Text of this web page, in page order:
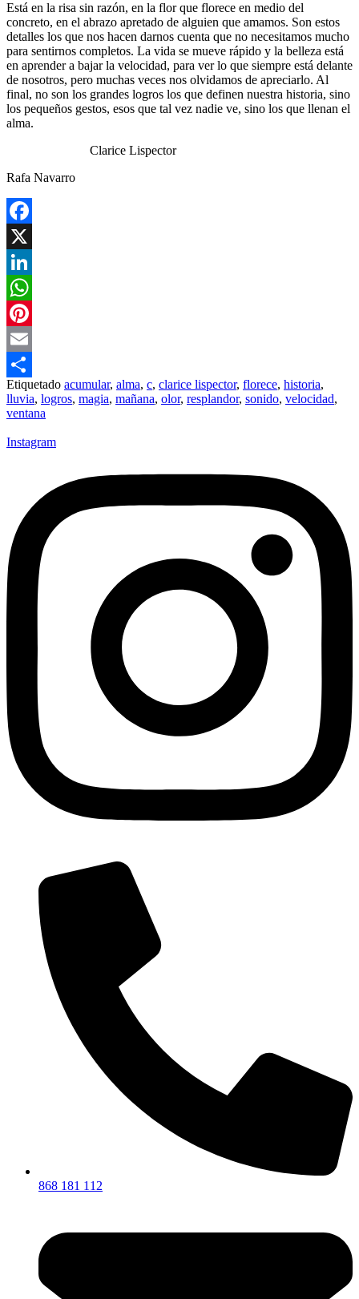
Está en la risa sin razón, en la flor que florece en medio del
concreto, en el abrazo apretado de alguien que amamos. Son estos
detalles los que nos hacen darnos cuenta que no necesitamos mucho
para sentirnos completos. La vida se mueve rápido y la belleza está
en aprender a bajar la velocidad, para ver lo que siempre está delante
de nosotros, pero muchas veces nos olvidamos de apreciarlo. Al
final, no son los grandes logros los que definen nuestra historia, sino
los pequeños gestos, esos que tal vez nadie ve, sino los que llenan el
alma.
Clarice Lispector
Rafa Navarro
Facebook
X
LinkedIn
WhatsApp
Pinterest
Email
Compartir
Etiquetado acumular, alma, c, clarice lispector, florece, historia,
lluvia, logros, magia, mañana, olor, resplandor, sonido, velocidad,
ventana
Instagram
868 181 112